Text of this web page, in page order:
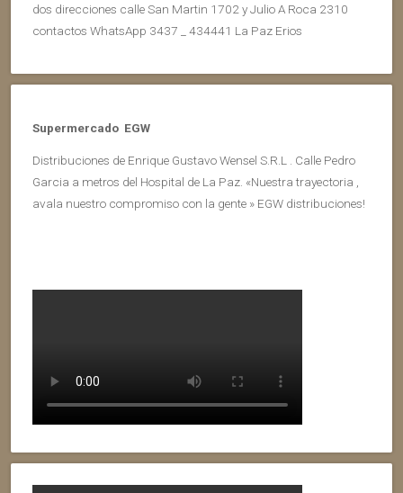
dos direcciones calle San Martin 1702 y Julio A Roca 2310
contactos WhatsApp 3437 _ 434441 La Paz Erios
Supermercado EGW
Distribuciones de Enrique Gustavo Wensel S.R.L . Calle Pedro
Garcia a metros del Hospital de La Paz. «Nuestra trayectoria ,
avala nuestro compromiso con la gente » EGW distribuciones!